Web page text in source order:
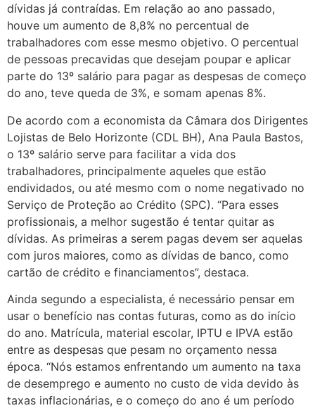
dívidas já contraídas. Em relação ao ano passado,
houve um aumento de 8,8% no percentual de
trabalhadores com esse mesmo objetivo. O percentual
de pessoas precavidas que desejam poupar e aplicar
parte do 13º salário para pagar as despesas de começo
do ano, teve queda de 3%, e somam apenas 8%.
De acordo com a economista da Câmara dos Dirigentes
Lojistas de Belo Horizonte (CDL BH), Ana Paula Bastos,
o 13º salário serve para facilitar a vida dos
trabalhadores, principalmente aqueles que estão
endividados, ou até mesmo com o nome negativado no
Serviço de Proteção ao Crédito (SPC). “Para esses
profissionais, a melhor sugestão é tentar quitar as
dívidas. As primeiras a serem pagas devem ser aquelas
com juros maiores, como as dívidas de banco, como
cartão de crédito e financiamentos”, destaca.
Ainda segundo a especialista, é necessário pensar em
usar o benefício nas contas futuras, como as do início
do ano. Matrícula, material escolar, IPTU e IPVA estão
entre as despesas que pesam no orçamento nessa
época. “Nós estamos enfrentando um aumento na taxa
de desemprego e aumento no custo de vida devido às
taxas inflacionárias, e o começo do ano é um período